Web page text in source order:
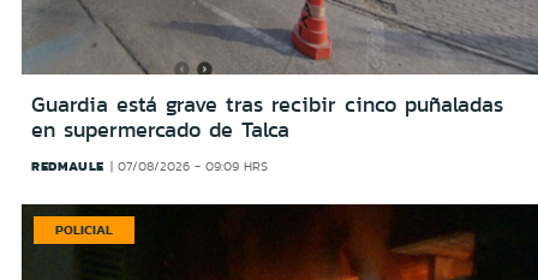
Guardia está grave tras recibir cinco puñaladas
en supermercado de Talca
REDMAULE 07/08/2026 - 09:09 HRS
POLICIAL